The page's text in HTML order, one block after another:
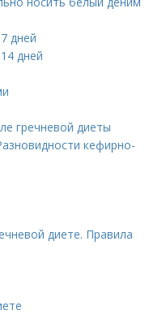
дней
дней
гречневой диеты
кефирно-
диете. Правила